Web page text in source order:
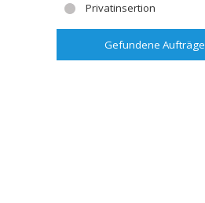
Privatinsertion
Gefundene Aufträge